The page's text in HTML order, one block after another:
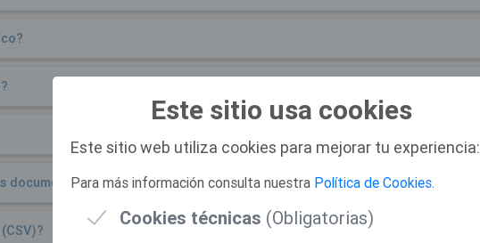
documentos?
Este sitio usa cookies
Este sitio web utiliza cookies para mejorar tu experiencia:
Para más información consulta nuestra Política de Cookies.
Cookies técnicas (Obligatorias)